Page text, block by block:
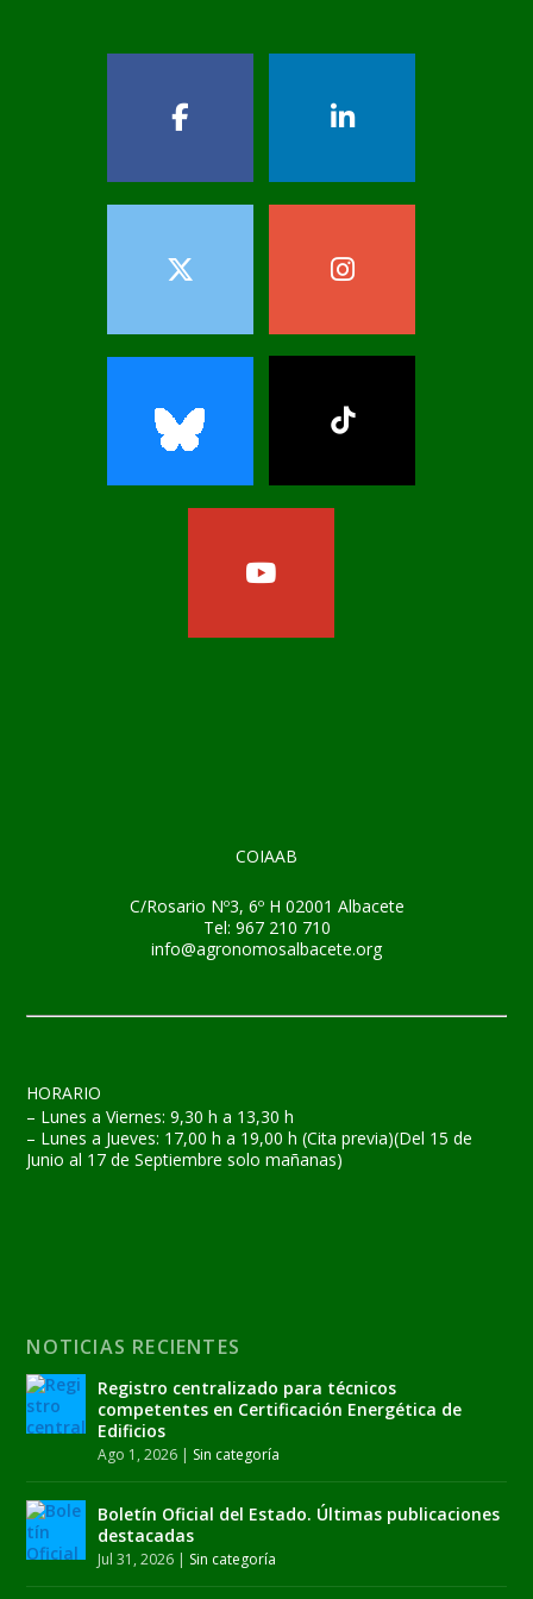
COIAAB
C/Rosario Nº3, 6º H 02001 Albacete
Tel: 967 210 710
info@agronomosalbacete.org
HORARIO
– Lunes a Viernes: 9,30 h a 13,30 h
– Lunes a Jueves: 17,00 h a 19,00 h (Cita previa)(Del 15 de
Junio al 17 de Septiembre solo mañanas)
NOTICIAS RECIENTES
Registro centralizado para técnicos
competentes en Certificación Energética de
Edificios
Ago 1, 2026 | Sin categoría
Boletín Oficial del Estado. Últimas publicaciones
destacadas
Jul 31, 2026 | Sin categoría